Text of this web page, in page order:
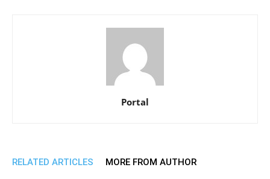
Portal
RELATED ARTICLES MORE FROM AUTHOR